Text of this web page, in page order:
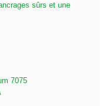
sûrs et une
7075